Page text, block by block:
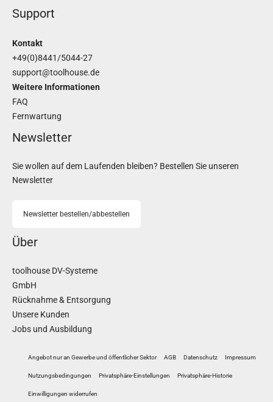
Support
Kontakt
+49(0)8441/5044-27
support@toolhouse.de
Weitere Informationen
FAQ
Fernwartung
Newsletter
Sie wollen auf dem Laufenden bleiben? Bestellen Sie unseren
Newsletter
Newsletter bestellen/abbestellen
Über
toolhouse DV-Systeme
GmbH
Rücknahme & Entsorgung
Unsere Kunden
Jobs und Ausbildung
Angebot nur an Gewerbe und öffentlicher Sektor AGB Datenschutz Impressum
Nutzungsbedingungen Privatsphäre-Einstellungen Privatsphäre-Historie
Einwilligungen widerrufen